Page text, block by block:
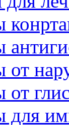
от
от
для